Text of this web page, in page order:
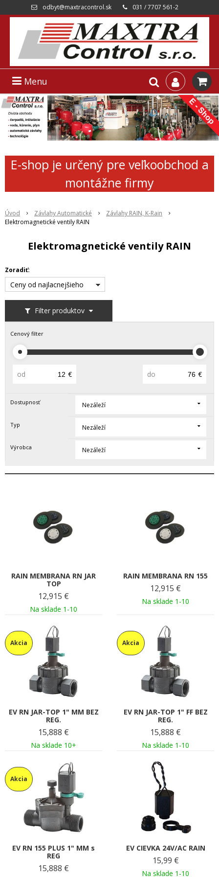
odbyt@maxtracontrol.sk 031 / 7707 561-2
Menu
E-shop je určený pre veľkoobchod a
montážne firmy
Úvod Závlahy Automatické
Závlahy RAIN, K-Rain
Elektromagnetické ventily RAIN
Elektromagnetické ventily RAIN
Filter produktov
Zoradiť:
Ceny od najlacnejšieho
Cenový filter
od € do €
Dostupnosť Nezáleží
Typ Nezáleží
Výrobca Nezáleží
RAIN MEMBRANA RN JAR
TOP
12,915 €
Na sklade 1-10
RAIN MEMBRANA RN 155
12,915 €
Na sklade 1-10
Akcia
EV RN JAR-TOP 1" MM BEZ
REG.
15,888 €
Na sklade 10+
Akcia
EV RN JAR-TOP 1" FF BEZ
REG.
15,888 €
Na sklade 1-10
Akcia
EV RN 155 PLUS 1" MM s
REG
15,888 €
EV CIEVKA 24V/AC RAIN
15,99 €
Na sklade 1-10